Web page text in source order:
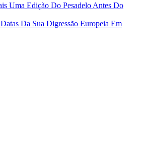
Uma Edição Do Pesadelo Antes Do
Da Sua Digressão Europeia Em